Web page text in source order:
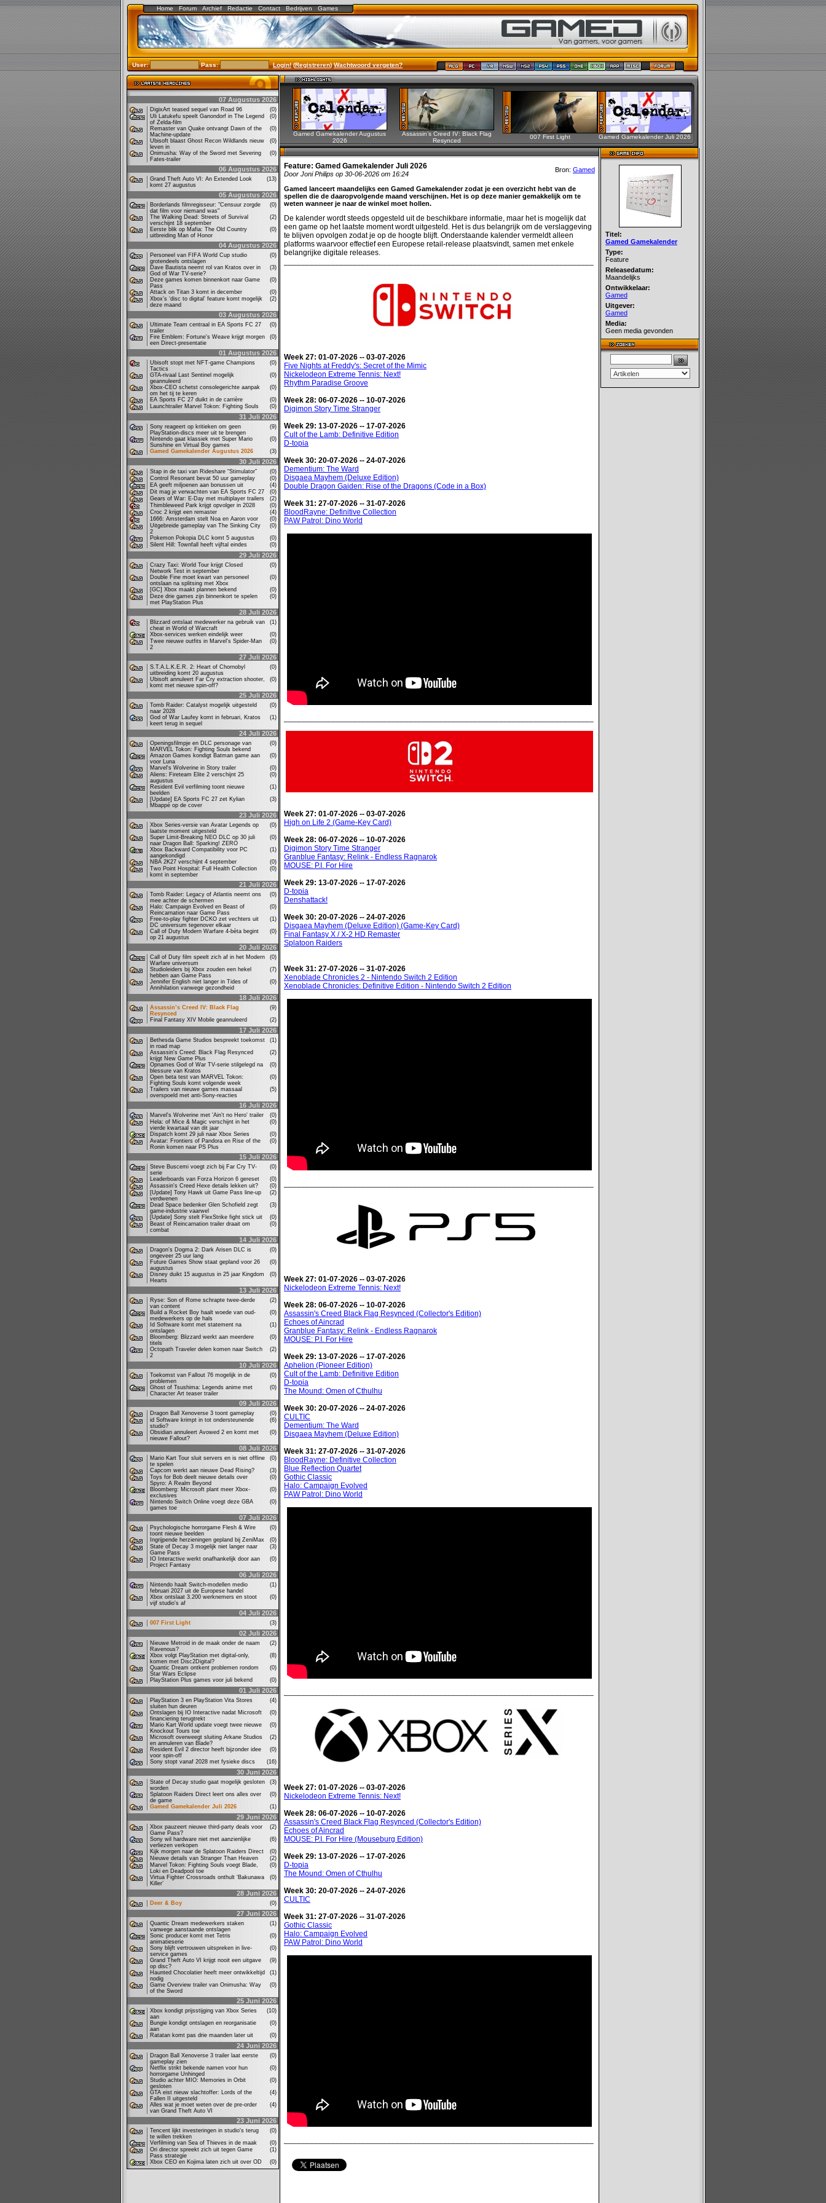
Home Forum Archief Redactie Contact Bedrijven Games
User: Pass: Login!(Registreren)Wachtwoord vergeten?
07 Augustus 2026
DigixArt teased sequel van Road 96
(0)
Uli Latukefu speelt Ganondorf in The Legend
of Zelda-film
(0)
Remaster van Quake ontvangt Dawn of the
Machine-update
(0)
Ubisoft blaast Ghost Recon Wildlands nieuw
leven in
(0)
Onimusha: Way of the Sword met Severing
Fates-trailer
(0)
06 Augustus 2026
Grand Theft Auto VI: An Extended Look
komt 27 augustus
(13)
05 Augustus 2026
Borderlands filmregisseur: "Censuur zorgde
dat film voor niemand was"
(0)
The Walking Dead: Streets of Survival
verschijnt 18 september
(2)
Eerste blik op Mafia: The Old Country
uitbreiding Man of Honor
(0)
04 Augustus 2026
Personeel van FIFA World Cup studio
grotendeels ontslagen
(0)
Dave Bautista neemt rol van Kratos over in
God of War TV-serie?
(3)
Deze games komen binnenkort naar Game
Pass
(0)
Attack on Titan 3 komt in december
(0)
Xbox’s ‘disc to digital’ feature komt mogelijk
deze maand
(2)
03 Augustus 2026
Ultimate Team centraal in EA Sports FC 27
trailer
(0)
Fire Emblem: Fortune's Weave krijgt morgen
een Direct-presentatie
(0)
01 Augustus 2026
Ubisoft stopt met NFT-game Champions
Tactics
(0)
GTA-rivaal Last Sentinel mogelijk
geannuleerd
(0)
Xbox-CEO schetst consolegerichte aanpak
om het tij te keren
(0)
EA Sports FC 27 duikt in de carrière
(0)
Launchtrailer Marvel Tokon: Fighting Souls
(0)
31 Juli 2026
Sony reageert op kritieken om geen
PlayStation-discs meer uit te brengen
(9)
Nintendo gaat klassiek met Super Mario
Sunshine en Virtual Boy games
(0)
Gamed Gamekalender Augustus 2026
(3)
30 Juli 2026
Stap in de taxi van Rideshare “Stimulator”
(0)
Control Resonant bevat 50 uur gameplay
(0)
EA geeft miljoenen aan bonussen uit
(4)
Dit mag je verwachten van EA Sports FC 27
(0)
Gears of War: E-Day met multiplayer trailers
(2)
Thimbleweed Park krijgt opvolger in 2028
(0)
Croc 2 krijgt een remaster
(4)
1666: Amsterdam stelt Noa en Aaron voor
(0)
Uitgebreide gameplay van The Sinking City
2
(0)
Pokemon Pokopia DLC komt 5 augustus
(0)
Silent Hill: Townfall heeft vijftal eindes
(0)
29 Juli 2026
Crazy Taxi: World Tour krijgt Closed
Network Test in september
(0)
Double Fine moet kwart van personeel
ontslaan na splitsing met Xbox
(0)
[GC] Xbox maakt plannen bekend
(0)
Deze drie games zijn binnenkort te spelen
met PlayStation Plus
(0)
28 Juli 2026
Blizzard ontslaat medewerker na gebruik van
cheat in World of Warcraft
(1)
Xbox-services werken eindelijk weer
(0)
Twee nieuwe outfits in Marvel's Spider-Man
2
(0)
27 Juli 2026
S.T.A.L.K.E.R. 2: Heart of Chornobyl
uitbreiding komt 20 augustus
(0)
Ubisoft annuleert Far Cry extraction shooter,
komt met nieuwe spin-off?
(0)
25 Juli 2026
Tomb Raider: Catalyst mogelijk uitgesteld
naar 2028
(0)
God of War Laufey komt in februari, Kratos
keert terug in sequel
(1)
24 Juli 2026
Openingsfilmpje en DLC personage van
MARVEL Tokon: Fighting Souls bekend
(0)
Amazon Games kondigt Batman game aan
voor Luna
(0)
Marvel's Wolverine in Story trailer
(0)
Aliens: Fireteam Elite 2 verschijnt 25
augustus
(0)
Resident Evil verfilming toont nieuwe
beelden
(1)
[Update] EA Sports FC 27 zet Kylian
Mbappé op de cover
(3)
23 Juli 2026
Xbox Series-versie van Avatar Legends op
laatste moment uitgesteld
(0)
Super Limit-Breaking NEO DLC op 30 juli
naar Dragon Ball: Sparking! ZERO
(0)
Xbox Backward Compatibility voor PC
aangekondigd
(1)
NBA 2K27 verschijnt 4 september
(0)
Two Point Hospital: Full Health Collection
komt in september
(0)
21 Juli 2026
Tomb Raider: Legacy of Atlantis neemt ons
mee achter de schermen
(0)
Halo: Campaign Evolved en Beast of
Reincarnation naar Game Pass
(0)
Free-to-play fighter DCKO zet vechters uit
DC universum tegenover elkaar
(1)
Call of Duty Modern Warfare 4-bèta begint
op 21 augustus
(0)
20 Juli 2026
Call of Duty film speelt zich af in het Modern
Warfare universum
(0)
Studioleiders bij Xbox zouden een hekel
hebben aan Game Pass
(7)
Jennifer English niet langer in Tides of
Annihilation vanwege gezondheid
(0)
18 Juli 2026
Assassin’s Creed IV: Black Flag
Resynced
(9)
Final Fantasy XIV Mobile geannuleerd
(2)
17 Juli 2026
Bethesda Game Studios bespreekt toekomst
in road map
(1)
Assassin's Creed: Black Flag Resynced
krijgt New Game Plus
(2)
Opnames God of War TV-serie stilgelegd na
blessure van Kratos
(0)
Open beta test van MARVEL Tokon:
Fighting Souls komt volgende week
(0)
Trailers van nieuwe games massaal
overspoeld met anti-Sony-reacties
(5)
16 Juli 2026
Marvel's Wolverine met 'Ain't no Hero' trailer
(0)
Hela: of Mice & Magic verschijnt in het
vierde kwartaal van dit jaar
(0)
Dispatch komt 29 juli naar Xbox Series
(0)
Avatar: Frontiers of Pandora en Rise of the
Ronin komen naar PS Plus
(0)
15 Juli 2026
Steve Buscemi voegt zich bij Far Cry TV-
serie
(0)
Leaderboards van Forza Horizon 6 gereset
(0)
Assassin's Creed Hexe details lekken uit?
(0)
[Update] Tony Hawk uit Game Pass line-up
verdwenen
(2)
Dead Space bedenker Glen Schofield zegt
game-industrie vaarwel
(3)
[Update] Sony stelt FlexStrike fight stick uit
(0)
Beast of Reincarnation trailer draait om
combat
(0)
14 Juli 2026
Dragon's Dogma 2: Dark Arisen DLC is
ongeveer 25 uur lang
(0)
Future Games Show staat gepland voor 26
augustus
(0)
Disney duikt 15 augustus in 25 jaar Kingdom
Hearts
(0)
13 Juli 2026
Ryse: Son of Rome schrapte twee-derde
van content
(2)
Build a Rocket Boy haalt woede van oud-
medewerkers op de hals
(0)
Id Software komt met statement na
ontslagen
(1)
Bloomberg: Blizzard werkt aan meerdere
titels
(0)
Octopath Traveler delen komen naar Switch
2
(2)
10 Juli 2026
Toekomst van Fallout 76 mogelijk in de
problemen
(0)
Ghost of Tsushima: Legends anime met
Character Art teaser trailer
(0)
09 Juli 2026
Dragon Ball Xenoverse 3 toont gameplay
(0)
id Software krimpt in tot ondersteunende
studio?
(6)
Obsidian annuleert Avowed 2 en komt met
nieuwe Fallout?
(0)
08 Juli 2026
Mario Kart Tour sluit servers en is niet offline
te spelen
(0)
Capcom werkt aan nieuwe Dead Rising?
(3)
Toys for Bob deelt nieuwe details over
Spyro: A Realm Beyond
(0)
Bloomberg: Microsoft plant meer Xbox-
exclusives
(0)
Nintendo Switch Online voegt deze GBA
games toe
(0)
07 Juli 2026
Psychologische horrorgame Flesh & Wire
toont nieuwe beelden
(0)
Ingrijpende herzieningen gepland bij ZeniMax
(0)
State of Decay 3 mogelijk niet langer naar
Game Pass
(3)
IO Interactive werkt onafhankelijk door aan
Project Fantasy
(0)
06 Juli 2026
Nintendo haalt Switch-modellen medio
februari 2027 uit de Europese handel
(1)
Xbox ontslaat 3.200 werknemers en stoot
vijf studio's af
(0)
04 Juli 2026
007 First Light (3)
02 Juli 2026
Nieuwe Metroid in de maak onder de naam
Ravenous?
(2)
Xbox volgt PlayStation met digital-only,
komen met Disc2Digital?
(8)
Quantic Dream ontkent problemen rondom
Star Wars Eclipse
(0)
PlayStation Plus games voor juli bekend
(0)
01 Juli 2026
PlayStation 3 en PlayStation Vita Stores
sluiten hun deuren
(4)
Ontslagen bij IO Interactive nadat Microsoft
financiering terugtrekt
(0)
Mario Kart World update voegt twee nieuwe
Knockout Tours toe
(0)
Microsoft overweegt sluiting Arkane Studios
en annuleren van Blade?
(2)
Resident Evil 2 director heeft bijzonder idee
voor spin-off
(0)
Sony stopt vanaf 2028 met fysieke discs
(16)
30 Juni 2026
State of Decay studio gaat mogelijk gesloten
worden
(3)
Splatoon Raiders Direct leert ons alles over
de game
(0)
Gamed Gamekalender Juli 2026
(1)
29 Juni 2026
Xbox pauzeert nieuwe third-party deals voor
Game Pass?
(2)
Sony wil hardware niet met aanzienlijke
verliezen verkopen
(6)
Kijk morgen naar de Splatoon Raiders Direct
(0)
Nieuwe details van Stranger Than Heaven
(2)
Marvel Tokon: Fighting Souls voegt Blade,
Loki en Deadpool toe
(0)
Virtua Fighter Crossroads onthult ‘Bakunawa
Killer’
(0)
28 Juni 2026
Deer & Boy (0)
27 Juni 2026
Quantic Dream medewerkers staken
vanwege aanstaande ontslagen
(1)
Sonic producer komt met Tetris
animatieserie
(0)
Sony blijft vertrouwen uitspreken in live-
service games
(0)
Grand Theft Auto VI krijgt nooit een uitgave
op disc?
(9)
Haunted Chocolatier heeft meer ontwikkeltijd
nodig
(1)
Game Overview trailer van Onimusha: Way
of the Sword
(0)
25 Juni 2026
Xbox kondigt prijsstijging van Xbox Series
aan
(10)
Bungie kondigt ontslagen en reorganisatie
aan
(0)
Ratatan komt pas drie maanden later uit
(0)
24 Juni 2026
Dragon Ball Xenoverse 3 trailer laat eerste
gameplay zien
(0)
Netflix strikt bekende namen voor hun
horrorgame Unhinged
(0)
Studio achter MIO: Memories in Orbit
gesloten
(0)
GTA eist nieuw slachtoffer: Lords of the
Fallen II uitgesteld
(4)
Alles wat je moet weten over de pre-order
van Grand Theft Auto VI
(4)
23 Juni 2026
Tencent lijkt investeringen in studio's terug
te willen trekken
(0)
Verfilming van Sea of Thieves in de maak
(0)
Ori director spreekt zich uit tegen Game
Pass strategie
(1)
Xbox CEO en Kojima laten zich uit over OD
(0)
Gamed Gamekalender Augustus
2026
Assassin’s Creed IV: Black Flag
Resynced
007 First Light Gamed Gamekalender Juli 2026
Feature: Gamed Gamekalender Juli 2026
Door Joni Philips op 30-06-2026 om 16:24
Bron: Gamed
Gamed lanceert maandelijks een Gamed Gamekalender zodat je een overzicht hebt van de
spellen die de daaropvolgende maand verschijnen. Het is op deze manier gemakkelijk om te
weten wanneer je naar de winkel moet hollen.
De kalender wordt steeds opgesteld uit de beschikbare informatie, maar het is mogelijk dat
een game op het laatste moment wordt uitgesteld. Het is dus belangrijk om de verslaggeving
te blijven opvolgen zodat je op de hoogte blijft. Onderstaande kalender vermeldt alleen
platforms waarvoor effectief een Europese retail-release plaatsvindt, samen met enkele
belangrijke digitale releases.
Week 27: 01-07-2026 -- 03-07-2026
Five Nights at Freddy's: Secret of the Mimic
Nickelodeon Extreme Tennis: Next!
Rhythm Paradise Groove
Week 28: 06-07-2026 -- 10-07-2026
Digimon Story Time Stranger
Week 29: 13-07-2026 -- 17-07-2026
Cult of the Lamb: Definitive Edition
D-topia
Week 30: 20-07-2026 -- 24-07-2026
Dementium: The Ward
Disgaea Mayhem (Deluxe Edition)
Double Dragon Gaiden: Rise of the Dragons (Code in a Box)
Week 31: 27-07-2026 -- 31-07-2026
BloodRayne: Definitive Collection
PAW Patrol: Dino World
Week 27: 01-07-2026 -- 03-07-2026
High on Life 2 (Game-Key Card)
Week 28: 06-07-2026 -- 10-07-2026
Digimon Story Time Stranger
Granblue Fantasy: Relink - Endless Ragnarok
MOUSE: P.I. For Hire
Week 29: 13-07-2026 -- 17-07-2026
D-topia
Denshattack!
Week 30: 20-07-2026 -- 24-07-2026
Disgaea Mayhem (Deluxe Edition) (Game-Key Card)
Final Fantasy X / X-2 HD Remaster
Splatoon Raiders
Week 31: 27-07-2026 -- 31-07-2026
Xenoblade Chronicles 2 - Nintendo Switch 2 Edition
Xenoblade Chronicles: Definitive Edition - Nintendo Switch 2 Edition
Week 27: 01-07-2026 -- 03-07-2026
Nickelodeon Extreme Tennis: Next!
Week 28: 06-07-2026 -- 10-07-2026
Assassin's Creed Black Flag Resynced (Collector's Edition)
Echoes of Aincrad
Granblue Fantasy: Relink - Endless Ragnarok
MOUSE: P.I. For Hire
Week 29: 13-07-2026 -- 17-07-2026
Aphelion (Pioneer Edition)
Cult of the Lamb: Definitive Edition
D-topia
The Mound: Omen of Cthulhu
Week 30: 20-07-2026 -- 24-07-2026
CULTIC
Dementium: The Ward
Disgaea Mayhem (Deluxe Edition)
Week 31: 27-07-2026 -- 31-07-2026
BloodRayne: Definitive Collection
Blue Reflection Quartet
Gothic Classic
Halo: Campaign Evolved
PAW Patrol: Dino World
Week 27: 01-07-2026 -- 03-07-2026
Nickelodeon Extreme Tennis: Next!
Week 28: 06-07-2026 -- 10-07-2026
Assassin's Creed Black Flag Resynced (Collector's Edition)
Echoes of Aincrad
MOUSE: P.I. For Hire (Mouseburg Edition)
Week 29: 13-07-2026 -- 17-07-2026
D-topia
The Mound: Omen of Cthulhu
Week 30: 20-07-2026 -- 24-07-2026
CULTIC
Week 31: 27-07-2026 -- 31-07-2026
Gothic Classic
Halo: Campaign Evolved
PAW Patrol: Dino World
Titel:
Gamed Gamekalender
Type:
Feature
Releasedatum:
Maandelijks
Ontwikkelaar:
Gamed
Uitgever:
Gamed
Media:
Geen media gevonden